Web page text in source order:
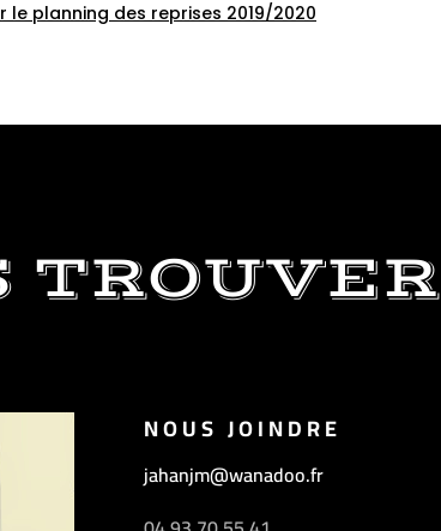
le planning des reprises 2019/2020
TROUVER
NOUS JOINDRE
jahanjm@wanadoo.fr